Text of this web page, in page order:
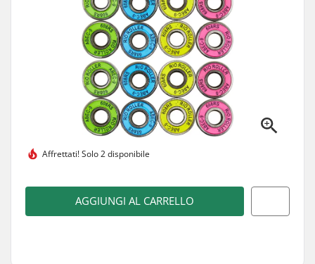
Affrettati!Solo 2 disponibile
AGGIUNGI AL CARRELLO